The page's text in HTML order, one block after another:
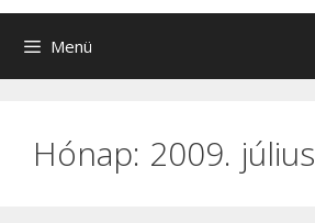
Menü
Hónap: 2009. július